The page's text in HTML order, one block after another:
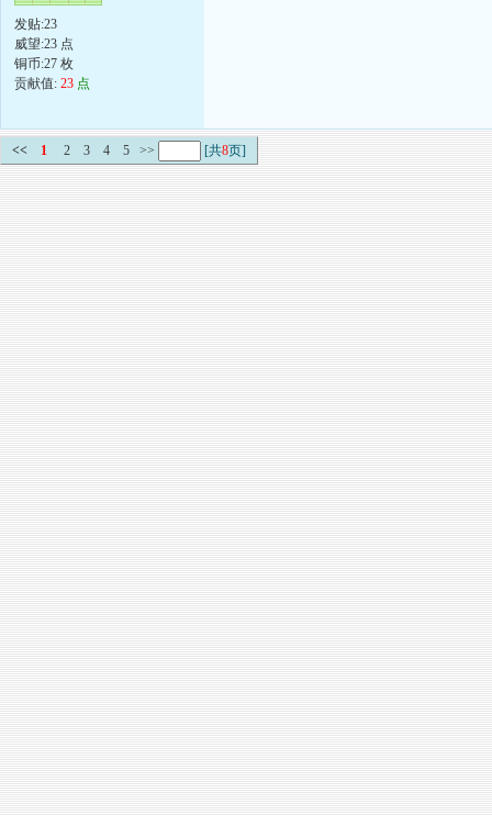
发贴:23
威望:23 点
铜币:27 枚
贡献值: 23 点
<< 1 2 3 4 5 >> [共8页]